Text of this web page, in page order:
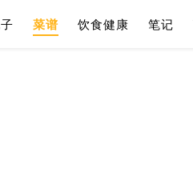
菜谱 饮食健康 笔记